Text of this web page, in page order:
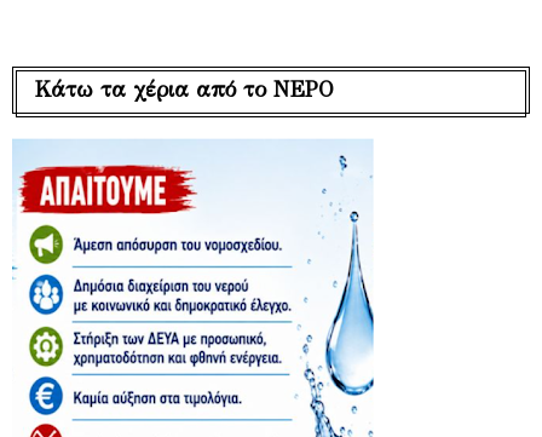
Κάτω τα χέρια από το ΝΕΡΟ